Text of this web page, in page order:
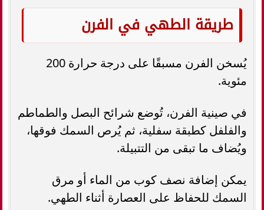
طريقة الطهي في الفرن
يُسخن الفرن مسبقًا على درجة حرارة 200
مئوية.
في صينية الفرن، تُوضع شرائح البصل والطماطم
والفلفل كطبقة سفلية، ثم يُرص السمك فوقها،
ويُضاف ما تبقى من التتبيلة.
يمكن إضافة نصف كوب من الماء أو مرق
السمك للحفاظ على العصارة أثناء الطهي.